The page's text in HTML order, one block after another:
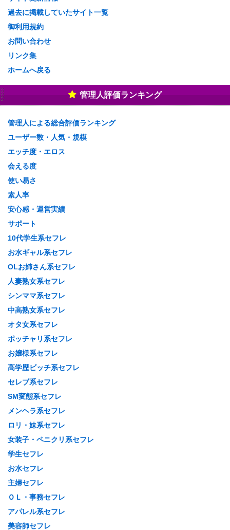
過去に掲載していたサイト一覧
御利用規約
お問い合わせ
リンク集
ホームへ戻る
管理人評価ランキング
管理人による総合評価ランキング
ユーザー数・人気・規模
エッチ度・エロス
会える度
使い易さ
素人率
安心感・運営実績
サポート
10代学生系セフレ
お水ギャル系セフレ
OLお姉さん系セフレ
人妻熟女系セフレ
シンママ系セフレ
中高熟女系セフレ
オタ女系セフレ
ポッチャリ系セフレ
お嬢様系セフレ
高学歴ビッチ系セフレ
セレブ系セフレ
SM変態系セフレ
メンヘラ系セフレ
ロリ・妹系セフレ
女装子・ペニクリ系セフレ
学生セフレ
お水セフレ
主婦セフレ
ＯＬ・事務セフレ
アパレル系セフレ
美容師セフレ